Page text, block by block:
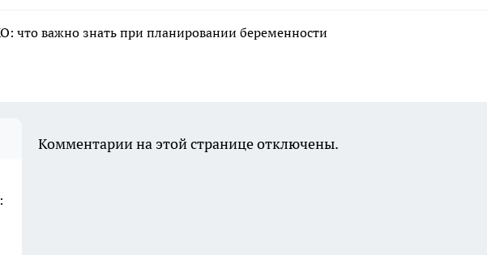
что важно знать при планировании беременности
Комментарии на этой странице отключены.